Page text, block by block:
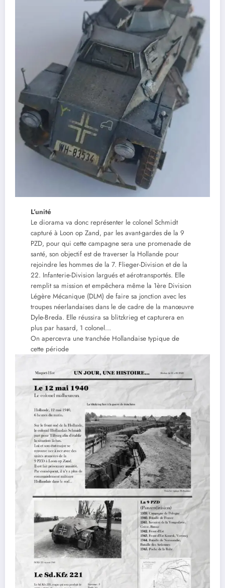
L’unité
Le diorama va donc représenter le colonel Schmidt
capturé à Loon op Zand, par les avant-gardes de la 9
PZD, pour qui cette campagne sera une promenade de
santé, son objectif est de traverser la Hollande pour
rejoindre les hommes de la 7. Flieger-Division et de la
22. Infanterie-Division largués et aérotransportés. Elle
remplit sa mission et empêchera même la 1ère Division
Légère Mécanique (DLM) de faire sa jonction avec les
troupes néerlandaises dans le de cadre de la manœuvre
Dyle-Breda. Elle réussira sa blitzkrieg et capturera en
plus par hasard, 1 colonel…
On apercevra une tranchée Hollandaise typique de
cette période